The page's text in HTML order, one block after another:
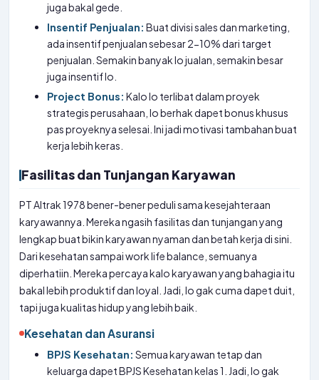
juga bakal gede.
Insentif Penjualan: Buat divisi sales dan marketing,
ada insentif penjualan sebesar 2-10% dari target
penjualan. Semakin banyak lo jualan, semakin besar
juga insentif lo.
Project Bonus: Kalo lo terlibat dalam proyek
strategis perusahaan, lo berhak dapet bonus khusus
pas proyeknya selesai. Ini jadi motivasi tambahan buat
kerja lebih keras.
Fasilitas dan Tunjangan Karyawan
PT Altrak 1978 bener-bener peduli sama kesejahteraan
karyawannya. Mereka ngasih fasilitas dan tunjangan yang
lengkap buat bikin karyawan nyaman dan betah kerja di sini.
Dari kesehatan sampai work life balance, semuanya
diperhatiin. Mereka percaya kalo karyawan yang bahagia itu
bakal lebih produktif dan loyal. Jadi, lo gak cuma dapet duit,
tapi juga kualitas hidup yang lebih baik.
Kesehatan dan Asuransi
BPJS Kesehatan: Semua karyawan tetap dan
keluarga dapet BPJS Kesehatan kelas 1. Jadi, lo gak